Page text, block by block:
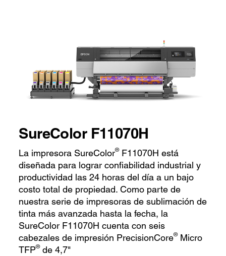
SureColor F11070H
La impresora SureColor®F11070H está
diseñada para lograr confiabilidad industrial y
productividad las 24 horas del día a un bajo
costo total de propiedad. Como parte de
nuestra serie de impresoras de sublimación de
tinta más avanzada hasta la fecha, la
SureColor F11070H cuenta con seis
cabezales de impresión PrecisionCore®Micro
TFP®de 4,7"